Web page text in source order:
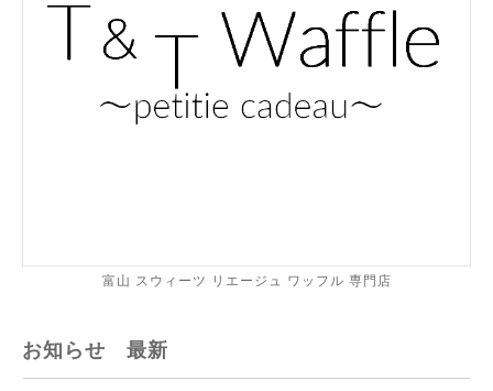
富山 スウィーツ リエージュ ワッフル 専門店
お知らせ 最新